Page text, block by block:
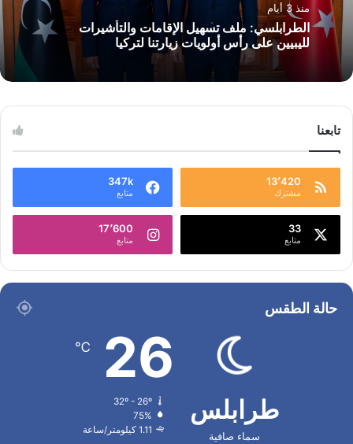
منذ 3 أيام
الطرابلسي: ملف تسهيل الإقامات والتأشيرات
لليبيين على رأس أولويات زيارتنا لتركيا
تابعنا
13٬420
مشترك
347k
متابع
33
متابع
17٬600
متابع
حالة الطقس
طرابلس
سماء صافية
26
℃
32º - 26º
75%
1.11 كيلومتر/ساعة